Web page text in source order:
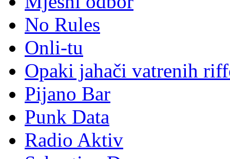
No Rules
Onli-tu
Opaki jahači vatrenih
Pijano Bar
Punk Data
Radio Aktiv